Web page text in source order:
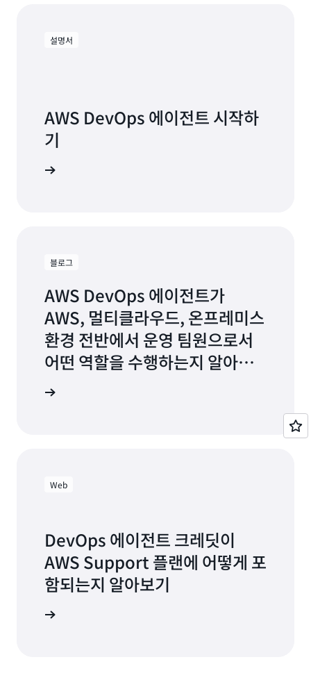
DevOps 에이전트는 즉각적인 완화 조치로 속도/
한 경우, AWS DevOps 에이전트는 즉각적인 완
화 조치로 쓰기 용량을 늘릴 것을 권장할 수 있습
니다.
구성 요소 장애:
AWS DevOps 에이전트는 Kubernetes 클러스
배포 파이프라인:실패한 Amazon ECS 배포를
분석한 후, AWS DevOps 에이전트는 Amazon
고 배포 상태를 모니터링할 것을 권장할 수 있습
DevOps 에이전트는 Amazon ECS 작업 정의에
Managed Service의 필수적인 배포 전 검증을
권장할 수 있습니다. 이 권장 사항을 따르면 배포
프로세스 중에 연결 문제를 탐지하여 배포 실패를
줄일 수 있습니다.
설명서
AWS DevOps 에이전트 시작하
기
블로그
AWS DevOps 에이전트가
AWS, 멀티클라우드, 온프레미스
환경 전반에서 운영 팀원으로서
어떤 역할을 수행하는지 알아보
기
Web
DevOps 에이전트 크레딧이
AWS Support 플랜에 어떻게 포
함되는지 알아보기